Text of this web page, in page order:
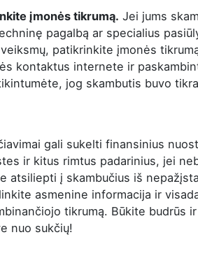
įmonės tikrumą. Jei jums
pagalbą ar specialius
patikrinkite įmonės
kontaktus internete ir
jog skambutis buvo
gali sukelti finansinius
ir kitus rimtus padarinius, jei
atsiliepti į skambučius iš
asmenine informacija ir
tikrumą. Būkite budrūs ir
nuo sukčių!